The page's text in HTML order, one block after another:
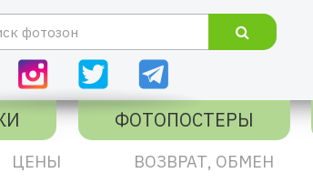
ФОТОПОСТЕРЫ
ЦЕНЫ ВОЗВРАТ, ОБМЕН